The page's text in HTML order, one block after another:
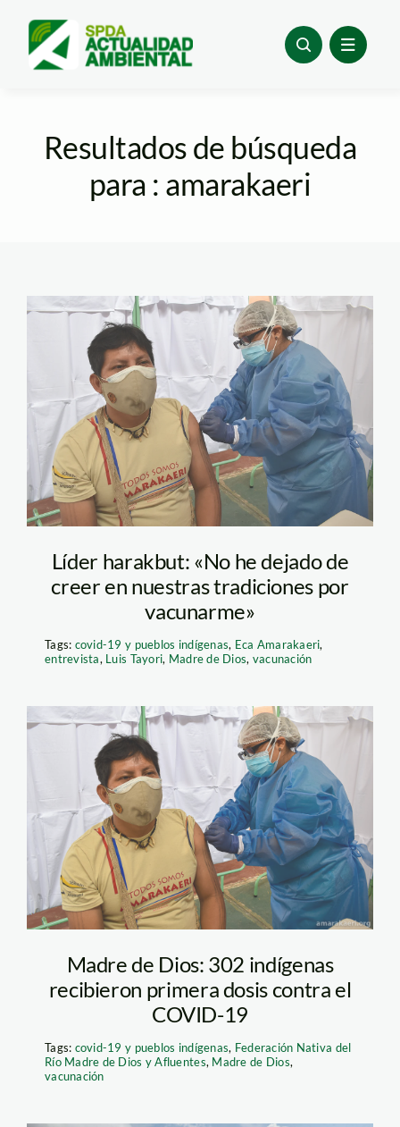
content
Resultados de búsqueda
para : amarakaeri
ECA-Amarakaeri-Luis-
Tayori-MDD
Líder harakbut: «No he dejado de
creer en nuestras tradiciones por
vacunarme»
Tags: covid-19 y pueblos indígenas, Eca Amarakaeri,
entrevista, Luis Tayori, Madre de Dios, vacunación
ECA-Amarakaeri-
Vacunación
Madre de Dios: 302 indígenas
recibieron primera dosis contra el
COVID-19
Tags: covid-19 y pueblos indígenas, Federación Nativa del
Río Madre de Dios y Afluentes, Madre de Dios,
vacunación